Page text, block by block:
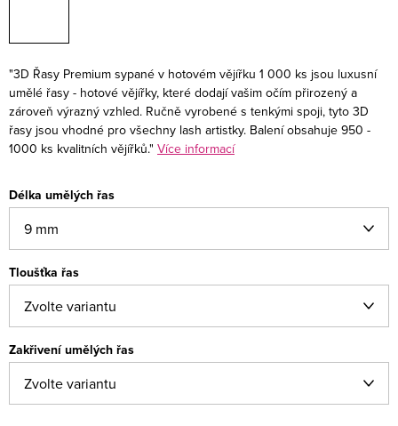
"3D Řasy Premium sypané v hotovém vějířku 1 000 ks jsou luxusní
umělé řasy - hotové vějířky, které dodají vašim očím přirozený a
zároveň výrazný vzhled. Ručně vyrobené s tenkými spoji, tyto 3D
řasy jsou vhodné pro všechny lash artistky. Balení obsahuje 950 -
1000 ks kvalitních vějířků." Více informací
Délka umělých řas
Tloušťka řas
Zakřivení umělých řas